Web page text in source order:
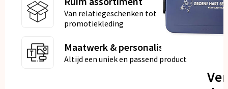
Van relatiegeschenken tot
promotiekleding
Maatwerk & personalisatie
Altijd een uniek en passend product